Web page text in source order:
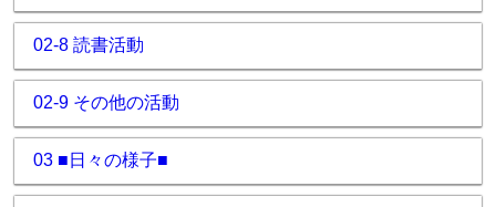
02-8 読書活動
02-9 その他の活動
03 ■日々の様子■